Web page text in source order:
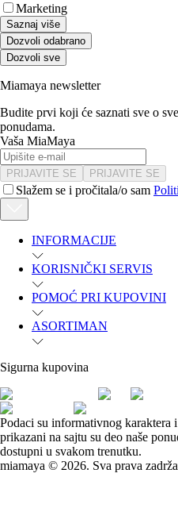
Marketing
Saznaj više
Dozvoli odabrano
Dozvoli sve
Miamaya newsletter
Budite prvi koji će saznati sve o
ponudama.
Vaša MiaMaya
PRIJAVITE SE PRIJAVITE SE
Slažem se i pročitala/o sam
INFORMACIJE
KORISNIČKI SERVIS
POMOĆ PRI KUPOVINI
ASORTIMAN
Sigurna kupovina
Podaci su informativnog
prikazani na sajtu su deo naše
dostupni u svakom trenutku.
miamaya © 2026. Sva prava